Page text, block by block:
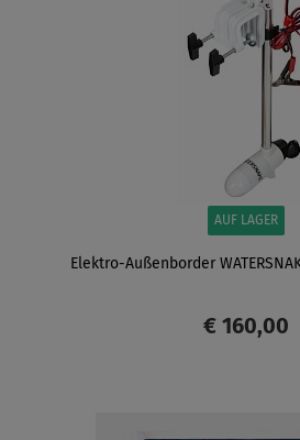
AUF LAGER
Elektro-Außenborder
€ 160,00